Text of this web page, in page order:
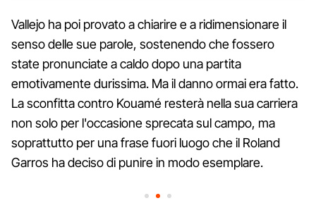
Vallejo ha poi provato a chiarire e a ridimensionare il
senso delle sue parole, sostenendo che fossero
state pronunciate a caldo dopo una partita
emotivamente durissima. Ma il danno ormai era fatto.
La sconfitta contro Kouamé resterà nella sua carriera
non solo per l'occasione sprecata sul campo, ma
soprattutto per una frase fuori luogo che il Roland
Garros ha deciso di punire in modo esemplare.